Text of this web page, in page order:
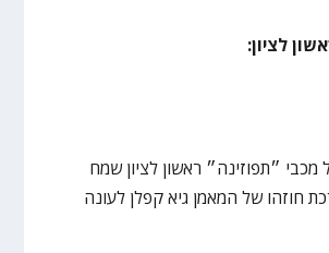
לציון:
מכבי ״תפוזינה״ ראשון לציון שמח
חוזהו של המאמן גיא קפלן לעונה